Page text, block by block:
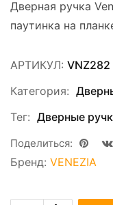
Дверная ручка
паутинка на
АРТИКУЛ: VNZ282
Категория:
Тег: Дверные
Поделиться:
Бренд: VENEZIA